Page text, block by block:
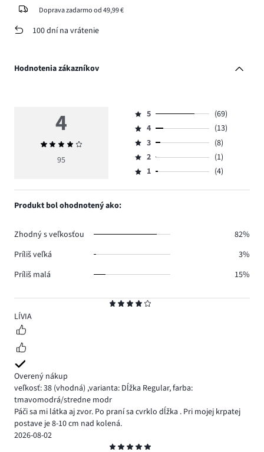
Doprava zadarmo od 49,99 €
100 dní na vrátenie
Hodnotenia zákazníkov
4LÍVIA
Overený nákup
veľkosť: 38 (vhodná) ,varianta: Dĺžka Regular,farba:
tmavomodrá/stredne modr
Páči sa mi látka aj zvor. Po praní sa cvrklo dĺžka . Pri mojej krpatej
postave je 8-10 cm nad kolená.
2026-08-02
4
Priemerné
hodnotenie
95
Hodnotenie
5,
počet
hlasov
69.
5
(69)
Hodnotenie
4,
počet
hlasov
4
(13)
Hodnotenie
3,
počet
3
(8)
Hodnotenie
2,
2
(1)
Hodnotenie
1,
1 (4)
Produkt bol ohodnotený ako:
Zhodný s veľkosťou
82%
Príliš veľká
3%
Príliš malá
15%